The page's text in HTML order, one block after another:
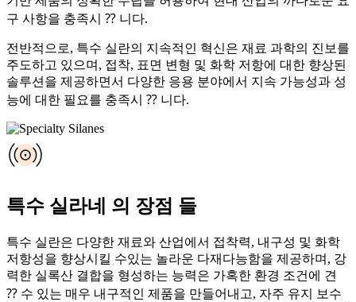
구 사항을 충족시 ⁇ 니다.
전반적으로, 특수 실란의 지속적인 혁신은 재료 과학의 진보를
주도하고 있으며, 접착, 표면 변형 및 화학 저항에 대한 향상된
솔루션을 제공하면서 다양한 응용 분야에서 지속 가능성과 성
능에 대한 필요를 충족시 ⁇ 니다.
특수 실라네 의 장점 들
특수 실란은 다양한 재료와 산업에서 접착력, 내구성 및 화학
저항성을 향상시킬 수있는 놀라운 다재다능함을 제공하며, 강
력한 실록산 결합을 형성하는 능력은 가혹한 환경 조건에 견
⁇ 수 있는 매우 내구적인 제품을 만들어내고, 자주 유지 보수